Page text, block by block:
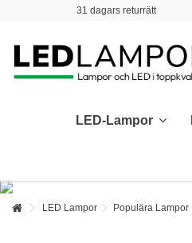
31 dagars returrätt
LED-Lampor
LED Lampor Populära Lampor